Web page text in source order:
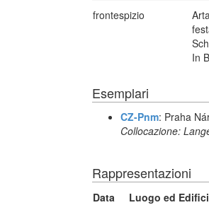
frontespizio
In
Esemplari
CZ-Pnm: Praha
Collocazione:
Rappresentazioni
Data Luogo ed